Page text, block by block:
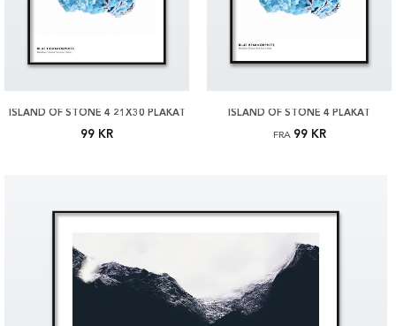
ISLAND OF STONE 4 21X30 PLAKAT
99 KR
ISLAND OF STONE 4 PLAKAT
FRA 99 KR